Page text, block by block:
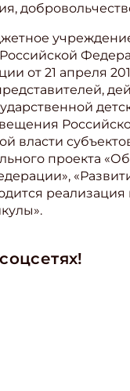
от 21 апреля
власти
проекта
реализация